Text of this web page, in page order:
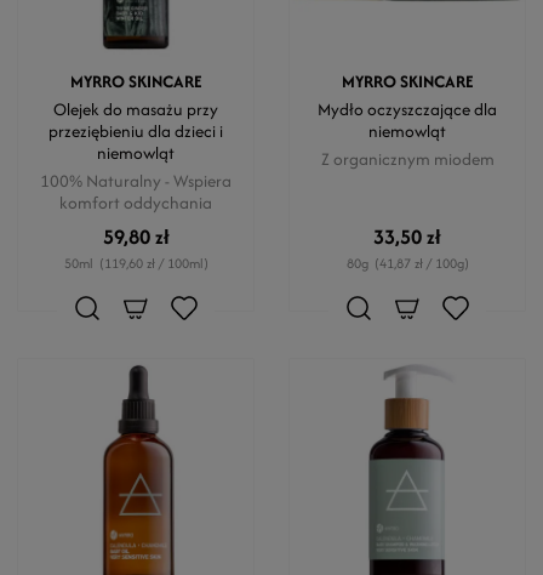
MYRRO SKINCARE
Olejek do masażu przy
przeziębieniu dla dzieci i
niemowląt
100% Naturalny - Wspiera
komfort oddychania
59,80 zł
50ml (119,60 zł / 100ml)
MYRRO SKINCARE
Mydło oczyszczające dla
niemowląt
Z organicznym miodem
33,50 zł
80g (41,87 zł / 100g)